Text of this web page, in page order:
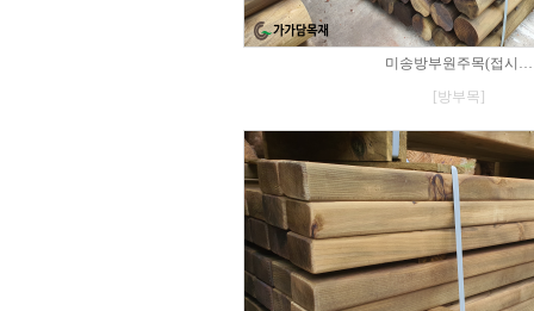
미송방부원주목(접시…
[방부목]